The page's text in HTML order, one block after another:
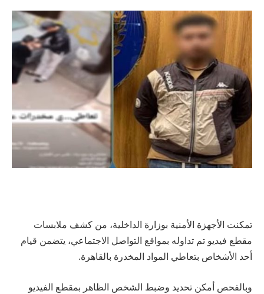
تمكنت الأجهزة الأمنية بوزارة الداخلية، من كشف ملابسات
مقطع فيديو تم تداوله بمواقع التواصل الاجتماعي، يتضمن قيام
أحد الأشخاص بتعاطي المواد المخدرة بالقاهرة.
وبالفحص أمكن تحديد وضبط الشخص الظاهر بمقطع الفيديو